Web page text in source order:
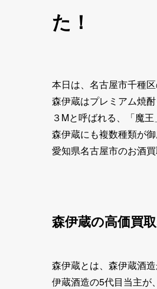
た！
本日は、名古屋市千種
森伊蔵はプレミアム焼
３Mと呼ばれる、「魔
森伊蔵にも複数種類が
愛知県名古屋市のお酒
森伊蔵の高価買
森伊蔵とは、森伊蔵酒
伊蔵酒造の5代目当主が